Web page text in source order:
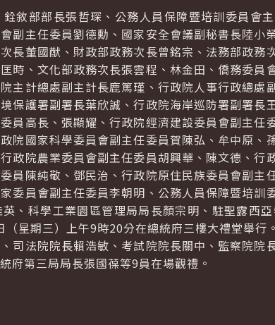
部部長張哲琛、公務人員保障暨培訓委員會
副主任委員劉德勳、國家安全會議副秘書長陸小
長董國猷、財政部政務次長曾銘宗、法務部政務
時、文化部政務次長張雲程、林金田、僑務委員
主計總處副主計長鹿篤瑾、行政院人事行政總處
保護署副署長葉欣誠、行政院海岸巡防署副署長
員高長、張顯耀、行政院經濟建設委員會副主任
院國家科學委員會副主任委員賀陳弘、牟中原、
政院農業委員會副主任委員胡興華、陳文德、行
員陳純敬、鄧民治、行政院原住民族委員會副主
委員會副主任委員李朝明、公務人員保障暨培訓
、科學工業園區管理局局長顏宗明、駐聖露西
星期三）上午9時20分在總統府三樓大禮堂舉行
司法院院長賴浩敏、考試院院長關中、監察院院
府第三局局長張國葆等9員在場觀禮。